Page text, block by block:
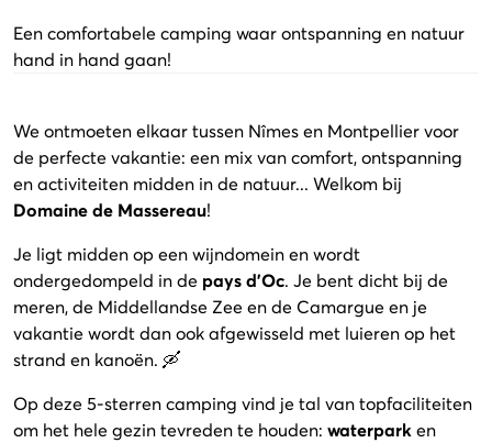
Een comfortabele camping waar ontspanning en natuur
hand in hand gaan!
We ontmoeten elkaar tussen Nîmes en Montpellier voor
de perfecte vakantie: een mix van comfort, ontspanning
en activiteiten midden in de natuur... Welkom bij
Domaine de Massereau!
Je ligt midden op een wijndomein en wordt
ondergedompeld in de pays d'Oc. Je bent dicht bij de
meren, de Middellandse Zee en de Camargue en je
vakantie wordt dan ook afgewisseld met luieren op het
strand en kanoën. 🛶
Op deze 5-sterren camping vind je tal van topfaciliteiten
om het hele gezin tevreden te houden: waterparken